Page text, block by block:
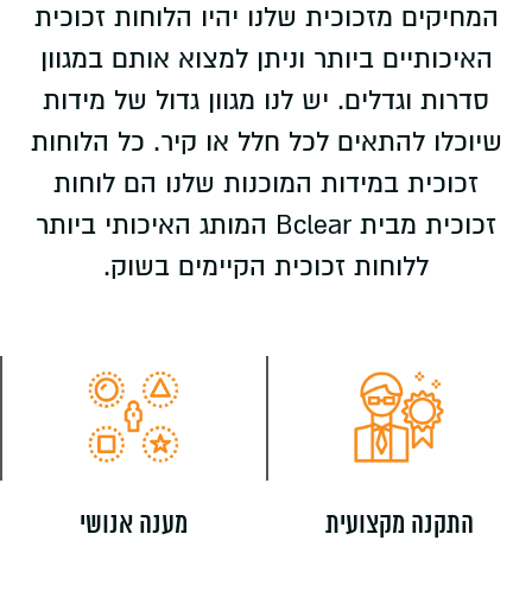
המחיקים מזכוכית שלנו יהיו הלוחות זכוכית
האיכותיים ביותר וניתן למצוא אותם במגוון
סדרות וגדלים. יש לנו מגוון גדול של מידות
שיוכלו להתאים לכל חלל או קיר. כל הלוחות
זכוכית במידות המוכנות שלנו הם לוחות
זכוכית מבית Bclear המותג האיכותי ביותר
ללוחות זכוכית הקיימים בשוק.
התקנה מקצועית מענה אנושי